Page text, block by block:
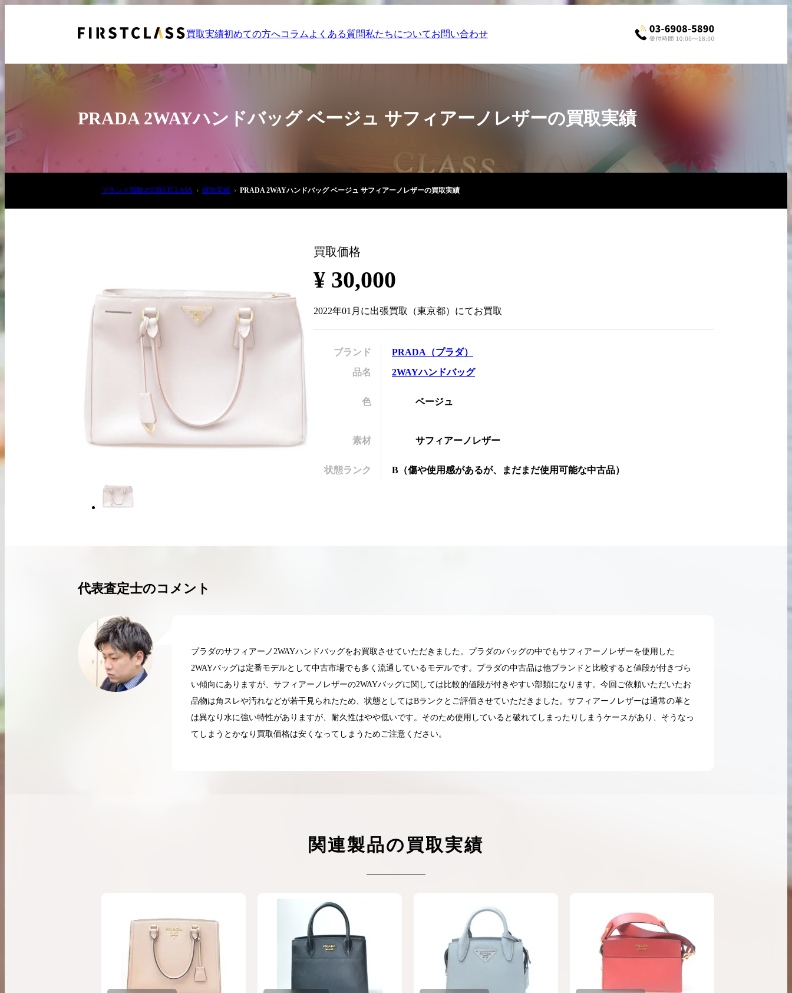
買取実績初めての方へコラム よくある質問私たちについてお問い合わせ
03-6908-5890
お申込み
LINE査定
ケリー相場解説
ヴァンクリ相場解説
PRADA 2WAYハンドバッグ ベージュ サフィアーノレザーの買取実績
ブランド買取のFIRSTCLASS 買取実績 PRADA 2WAYハンドバッグ ベージュ サフィアーノレザーの買取実績
買取価格
¥ 30,000
2022年01月 に出張買取 （東京都）にてお買取
ブランド PRADA （プラダ）
品名
2WAYハンドバッグ
色 ベージュ
素材 サフィアーノレザー
状態ランク B （傷や使用感があるが、まだまだ使用可能な中古品）
代表査定士のコメント
プラダのサフィアーノ2WAYハンドバッグをお買取させていただきました。プラダのバッグの中でもサフィアーノレザーを使用した
2WAYバッグは定番モデルとして中古市場でも多く流通しているモデルです。プラダの中古品は他ブランドと比較すると値段が付きづら
い傾向にありますが、サフィアーノレザーの2WAYバッグに関しては比較的値段が付きやすい部類になります。今回ご依頼いただいたお
品物は角スレや汚れなどが若干見られたため、状態としてはBランクとご評価させていただきました。サフィアーノレザーは通常の革と
は異なり水に強い特性がありますが、耐久性はやや低いです。そのため使用していると破れてしまったりしまうケースがあり、そうなっ
てしまうとかなり買取価格は安くなってしまうためご注意ください。
関連製品の買取実績